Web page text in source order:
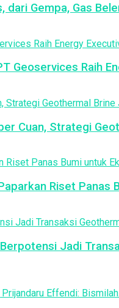
Gempa, Gas
Geoservices Raih
Cuan, Strategi
Riset Panas
Jadi